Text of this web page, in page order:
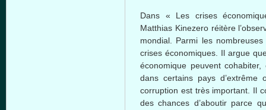
Dans « Les crises
Matthias Kinezero réitère
mondial
Parmi les nombreuses
crises économiques. Il argue
économique peuvent cohabiter,
dans certains pays d’extrême
corruption est trèsimportant. Il
des chances d’aboutir parce